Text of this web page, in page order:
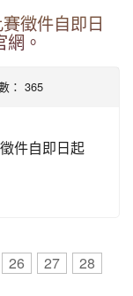
徵件自即日
。
： 365
件自即日起
26 27 28